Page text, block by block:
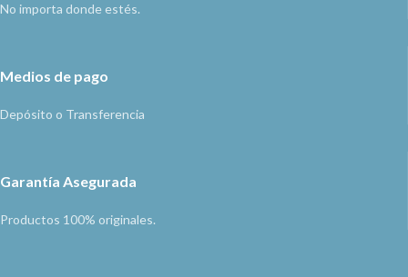
No importa donde estés.
Medios de pago
Depósito o Transferencia
Garantía Asegurada
Productos 100% originales.